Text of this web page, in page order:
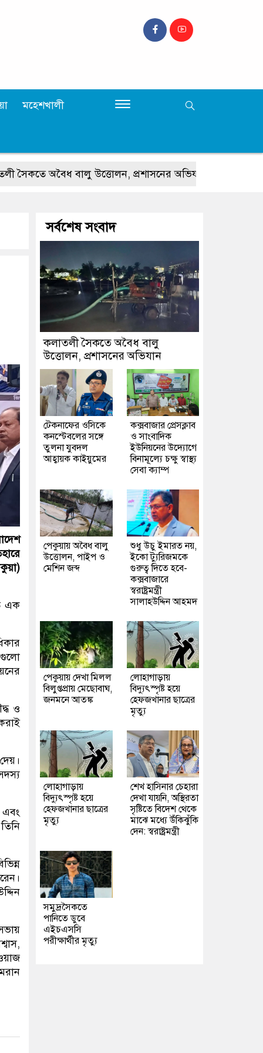
মহেশখালী
অবৈধ বালু উত্তোলন, প্রশাসনের অভিযান টেকনাফের
এক
ও
এবং
সর্বশেষ সংবাদ
কলাতলী সৈকতে অবৈধ বালু
উত্তোলন, প্রশাসনের অভিযান
টেকনাফের ওসিকে
কনস্টেবলের সঙ্গে
তুলনা যুবদল
আহ্বায়ক কাইয়ুমের
কক্সবাজার প্রেসক্লাব
ও সাংবাদিক
ইউনিয়নের উদ্যোগে
বিনামূল্যে চক্ষু স্বাস্থ্য
সেবা ক্যাম্প
পেকুয়ায় অবৈধ বালু
উত্তোলন, পাইপ ও
মেশিন জব্দ
শুধু উচু ইমারত নয়,
ইকো ট্যুরিজমকে
গুরুত্ব দিতে হবে-
কক্সবাজারে
স্বরাষ্ট্রমন্ত্রী
সালাহউদ্দিন আহমদ
পেকুয়ায় দেখা মিলল
বিলুপ্তপ্রায় মেছোবাঘ,
জনমনে আতঙ্ক
লোহাগাড়ায়
বিদ্যুৎস্পৃষ্ট হয়ে
হেফজখানার ছাত্রের
মৃত্যু
লোহাগাড়ায়
বিদ্যুৎস্পৃষ্ট হয়ে
হেফজখানার ছাত্রের
মৃত্যু
শেখ হাসিনার চেহারা
দেখা যায়নি, অস্থিরতা
সৃষ্টিতে বিদেশ থেকে
মাঝে মধ্যে উঁকিঝুঁকি
দেন: স্বরাষ্ট্রমন্ত্রী
সমুদ্রসৈকতে
পানিতে ডুবে
এইচএসসি
পরীক্ষার্থীর মৃত্যু